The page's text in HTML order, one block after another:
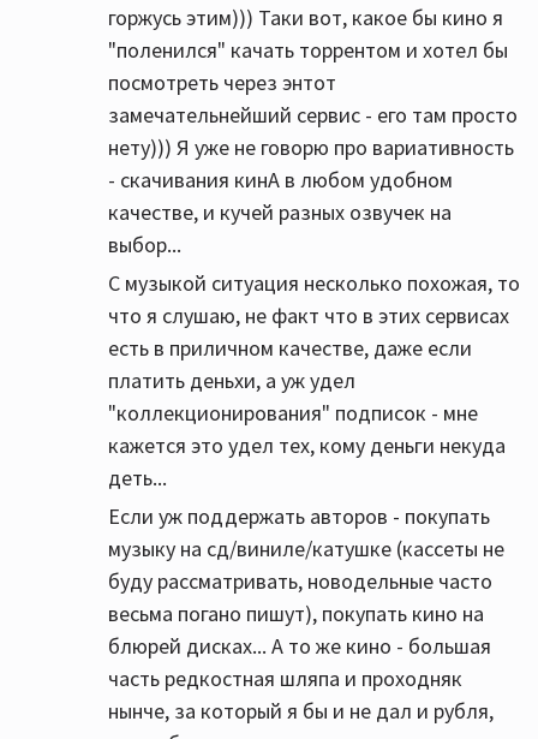
горжусь этим))) Таки вот, какое бы кино я
"поленился" качать торрентом и хотел бы
посмотреть через энтот
замечательнейший сервис - его там просто
нету))) Я уже не говорю про вариативность
- скачивания кинА в любом удобном
качестве, и кучей разных озвучек на
выбор...
С музыкой ситуация несколько похожая, то
что я слушаю, не факт что в этих сервисах
есть в приличном качестве, даже если
платить деньхи, а уж удел
"коллекционирования" подписок - мне
кажется это удел тех, кому деньги некуда
деть...
Если уж поддержать авторов - покупать
музыку на сд/виниле/катушке (кассеты не
буду рассматривать, новодельные часто
весьма погано пишут), покупать кино на
блюрей дисках... А то же кино - большая
часть редкостная шляпа и проходняк
нынче, за который я бы и не дал и рубля,